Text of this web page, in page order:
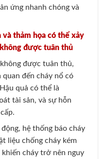
ứng nhanh chóng và
thảm họa có thể xảy
được tuân thủ
được tuân thủ,
quan đến cháy nổ có
quả có thể là
tài sản, và sự hỗn
hệ thống báo cháy
liệu chống cháy kém
cháy trở nên nguy